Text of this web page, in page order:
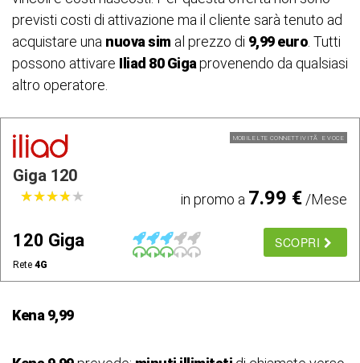
previsti costi di attivazione ma il cliente sarà tenuto ad
acquistare una nuova sim al prezzo di 9,99 euro. Tutti
possono attivare Iliad 80 Gigaprovenendo da qualsiasi
altro operatore.
MOBILE LTE CONNETTIVITÃ E VOCE
Giga 120
★★★★★
★★★★★ in promo a 7.99 €/Mese
120 Giga
Rete 4G
SCOPRI
Kena 9,99